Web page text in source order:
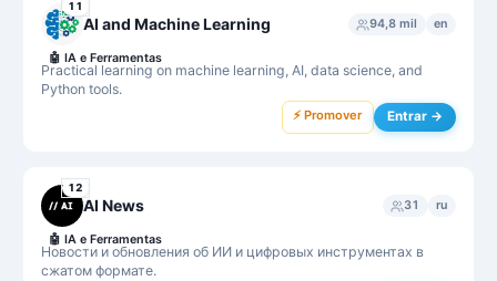
11
AI and Machine Learning 94,8 mil en
Practical learning on machine learning, AI, data science, and
Python tools.
🤖 IA e Ferramentas
⚡ Promover Entrar →
12
AI News 31 ru
Новости и обновления об ИИ и цифровых инструментах в
сжатом формате.
🤖 IA e Ferramentas